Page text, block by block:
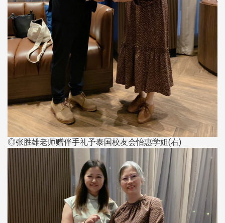
◎张胜雄老师赠伴手礼予泰国校友会怡惠学姐(右)